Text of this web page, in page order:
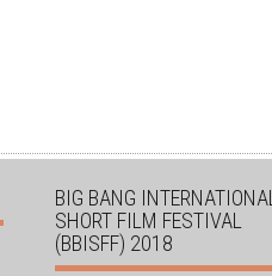
BIG BANG INTERNATIONAL
SHORT FILM FESTIVAL
(BBISFF) 2018